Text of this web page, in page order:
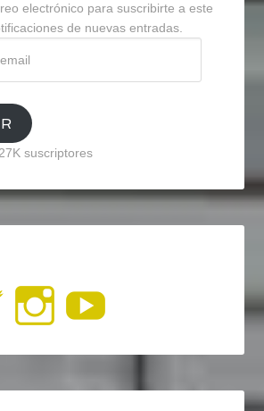
electrónico para suscribirte a este
de nuevas entradas.
suscriptores
Ver
perfil
de
Ver
perfil
de